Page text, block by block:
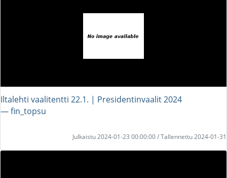
Iltalehti vaalitentti 22.1. | Presidentinvaalit 2024
― fin_topsu
Julkaistu 2024-01-23 00:00:00 / Tallennettu 2024-01-31